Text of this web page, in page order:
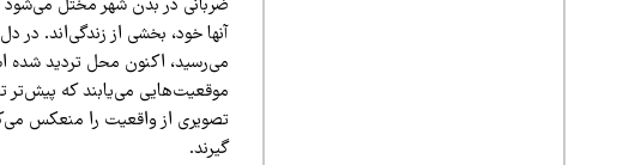
ضربانی در بدن شهر مختل می‌شود
آنها خود، بخشی از زندگی‌اند. در
می‌رسید، اکنون محل تردید شده
موقعیت‌هایی می‌یابند که
تصویری از واقعیت را منعکس
گیرند.